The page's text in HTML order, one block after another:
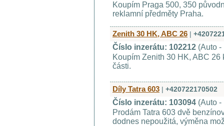
Koupím Praga 500, 350
reklamní předměty Praha.
Zenith 30 HK, ABC 26 |
Číslo inzerátu: 102212 (Auto -
Koupím Zenith 30 HK, ABC
části.
Díly Tatra 603 | +420722170502
Číslo inzerátu: 103094 (Auto -
Prodám Tatra 603 dvě
dodnes nepoužitá, výměna